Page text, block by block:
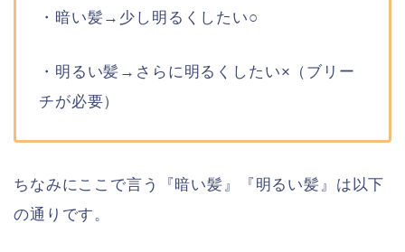
・暗い髪→少し明るくしたい○
・明るい髪→さらに明るくしたい×（ブリー
チが必要）
ちなみにここで言う『暗い髪』『明るい髪』は以下
の通りです。